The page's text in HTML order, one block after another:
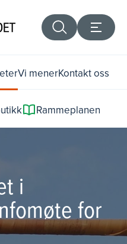
Vi menerKontakt oss
Rammeplanen
i
for